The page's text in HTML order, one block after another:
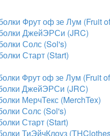
Фрут оф зе Лум (Fruit
ДжейЭРСи (JRC)
Солс (Sol's)
Старт (Start)
Фрут оф зе Лум (Fruit
ДжейЭРСи (JRC)
МерчТекс (MerchTex)
Солс (Sol's)
Старт (Start)
ТиЭйчКлоуз